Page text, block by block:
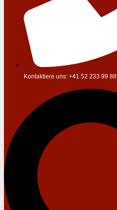
Kontaktiere uns: +41 52 233 99 88